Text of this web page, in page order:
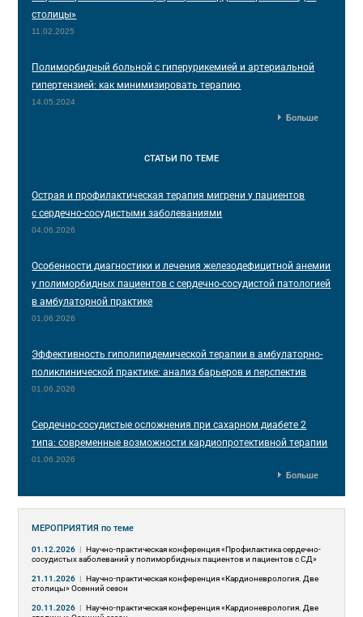
столицы»
11.02.2025
Полиморбидный больной с гиперурикемией и артериальной
гипертензией: как минимизировать терапию
14.05.2024
Больше
СТАТЬИ ПО ТЕМЕ
Острая и профилактическая терапия мигрени у пациентов
с сердечно-сосудистыми заболеваниями
04.06.2026
Особенности диагностики и лечения железодефицитной анемии
у полиморбидных пациентов с сердечно-сосудистой патологией
в амбулаторной практике
01.06.2026
Эффективность гиполипидемической терапии в амбулаторно-
поликлинической практике: анализ барьеров и перспектив
01.06.2026
Сердечно-сосудистые осложнения при сахарном диабете 2
типа: современные возможности кардиопротективной терапии
01.06.2026
Больше
МЕРОПРИЯТИЯпо теме
01.12.2026 | Научно-практическая конференция «Профилактика сердечно-
сосудистых заболеваний у полиморбидных пациентов и пациентов с СД»
21.11.2026 | Научно-практическая конференция «Кардионеврология. Две
столицы» Осенний сезон
20.11.2026 | Научно-практическая конференция «Кардионеврология. Две